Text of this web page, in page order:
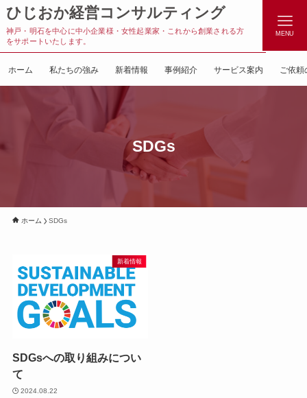
ひじおか経営コンサルティング
神戸・明石を中心に中小企業様・女性起業家・これから創業される方
をサポートいたします。
MENU
ホーム 私たちの強み 新着情報 事例紹介 サービス案内 ご依頼
SDGs
ホーム SDGs
新着情報
SDGsへの取り組みについ
て
2024.08.22